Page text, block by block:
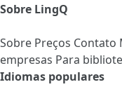
Sobre LingQ
Sobre Preços Contato
empresas Para
Idiomas populares